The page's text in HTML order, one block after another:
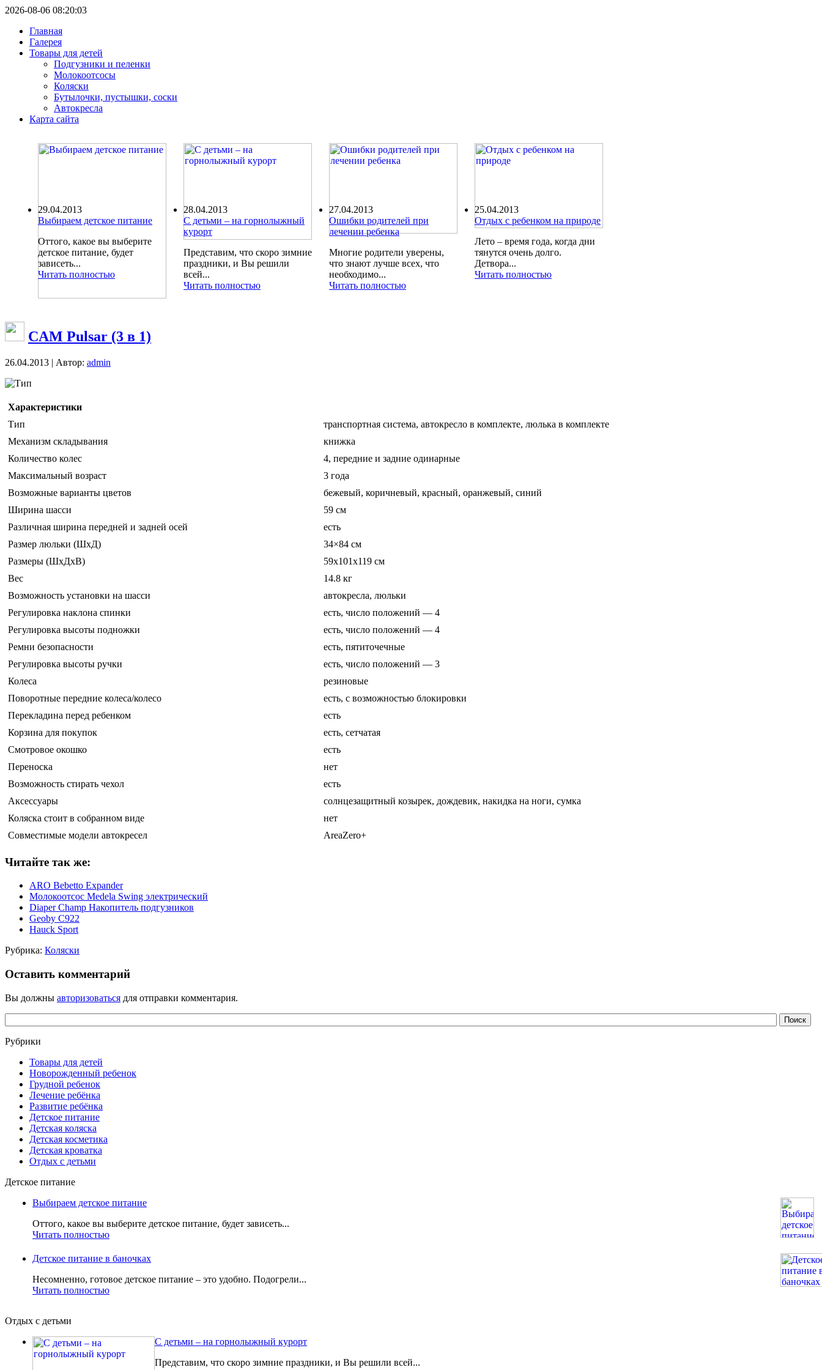
2026-08-06 08:20:03
Главная
Галерея
Товары для детей
Подгузники и пеленки
Молокоотсосы
Коляски
Бутылочки, пустышки, соски
Автокресла
Карта сайта
29.04.2013
Выбираем детское питание
Оттого, какое вы выберите
детское питание, будет
зависеть...
Читать полностью
28.04.2013
С детьми – на горнолыжный
курорт
Представим, что скоро зимние
праздники, и Вы решили
всей...
Читать полностью
27.04.2013
Ошибки родителей при
лечении ребенка
Многие родители уверены,
что знают лучше всех, что
необходимо...
Читать полностью
25.04.2013
Отдых с ребенком на природе
Лето – время года, когда дни
тянутся очень долго.
Детвора...
Читать полностью
CAM Pulsar (3 в 1)
26.04.2013 | Автор: admin
Тип
Характеристики
Тип
транспортная система, автокресло в комплекте, люлька в комплекте
Механизм складывания
книжка
Количество колес
4, передние и задние одинарные
Максимальный возраст
3 года
Возможные варианты цветов
бежевый, коричневый, красный, оранжевый, синий
Ширина шасси
59 см
Различная ширина передней и задней осей
есть
Размер люльки (ШxД)
34×84 см
Размеры (ШxДxВ)
59x101x119 см
Вес
14.8 кг
Возможность установки на шасси
автокресла, люльки
Регулировка наклона спинки
есть, число положений — 4
Регулировка высоты подножки
есть, число положений — 4
Ремни безопасности
есть, пятиточечные
Регулировка высоты ручки
есть, число положений — 3
Колеса
резиновые
Поворотные передние колеса/колесо
есть, с возможностью блокировки
Перекладина перед ребенком
есть
Корзина для покупок
есть, сетчатая
Смотровое окошко
есть
Переноска
нет
Возможность стирать чехол
есть
Аксессуары
солнцезащитный козырек, дождевик, накидка на ноги, сумка
Коляска стоит в собранном виде
нет
Совместимые модели автокресел
AreaZero+
Читайте так же:
ARO Bebetto Expander
Молокоотсос Medela Swing электрический
Diaper Champ Накопитель подгузников
Geoby C922
Hauck Sport
Рубрика: Коляски
Оставить комментарий
Вы должны авторизоваться для отправки комментария.
Рубрики
Товары для детей
Новорожденный ребенок
Грудной ребенок
Лечение ребёнка
Развитие ребёнка
Детское питание
Детская коляска
Детская косметика
Детская кроватка
Отдых с детьми
Детское питание
Выбираем детское питание
Оттого, какое вы выберите детское питание, будет зависеть...
Читать полностью
Детское питание в баночках
Несомненно, готовое детское питание – это удобно. Подогрели...
Читать полностью
Отдых с детьми
С детьми – на горнолыжный курорт
Представим, что скоро зимние праздники, и Вы решили всей...